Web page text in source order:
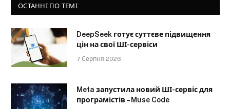
ОСТАННІ ПО ТЕМІ
DeepSeek готує суттєве підвищення
цін на свої ШІ-сервіси
7 Серпня 2026
Meta запустила новий ШІ-сервіс для
програмістів – Muse Code